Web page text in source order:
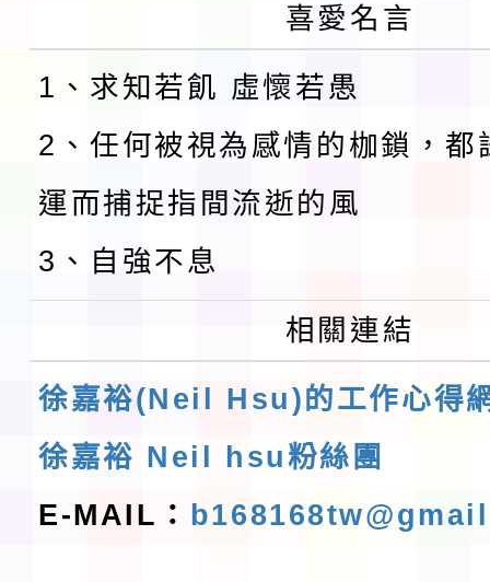
喜愛名言
1、求知若飢 虛懷若愚
2、任何被視為感情的枷鎖，都
運而捕捉指間流逝的風
3、自強不息
相關連結
徐嘉裕(Neil Hsu)的工作心得
徐嘉裕 Neil hsu粉絲團
E-MAIL：